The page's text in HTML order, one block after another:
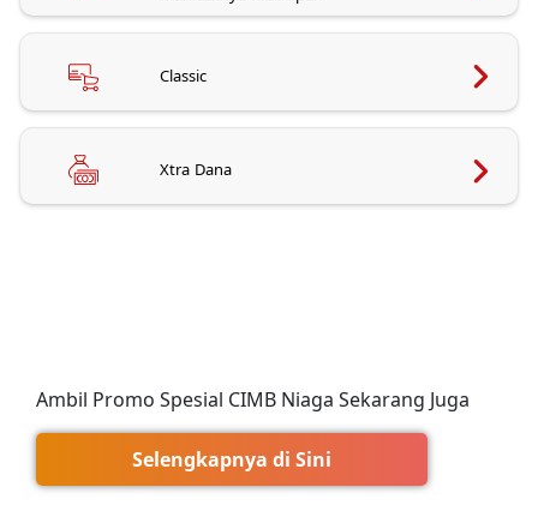
Classic
Xtra Dana
Ambil Promo Spesial CIMB Niaga Sekarang Juga
Selengkapnya di Sini